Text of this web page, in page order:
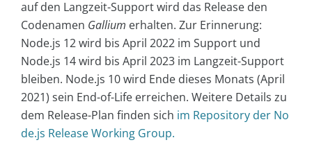
auf den Langzeit-Support wird das Release den
Codenamen Gallium erhalten. Zur Erinnerung:
Node.js 12 wird bis April 2022 im Support und
Node.js 14 wird bis April 2023 im Langzeit-Support
bleiben. Node.js 10 wird Ende dieses Monats (April
2021) sein End-of-Life erreichen. Weitere Details zu
dem Release-Plan finden sich im Repository der No
de.js Release Working Group.